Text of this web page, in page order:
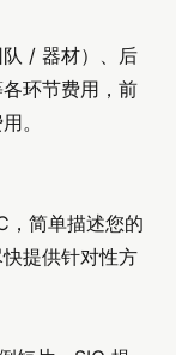
/ 器材）、后
环节费用，前
。
，简单描述您的
提供针对性方